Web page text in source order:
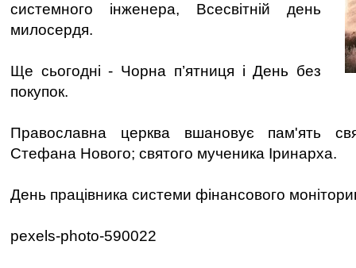
системного інженера, Всесвітній день
милосердя.
Ще сьогодні - Чорна п’ятниця і День без
покупок.
Православна церква вшановує пам'ять
Стефана Нового; святого мученика Іринарха.
День працівника системи фінансового
pexels-photo-590022